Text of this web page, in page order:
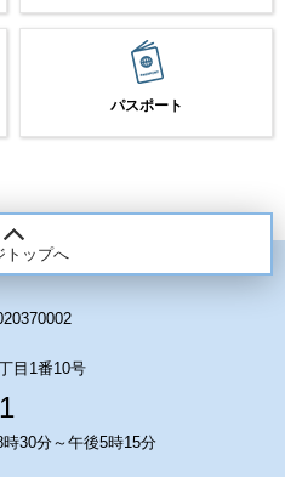
パスポート
トップへ
目1番10号
30分～午後5時15分